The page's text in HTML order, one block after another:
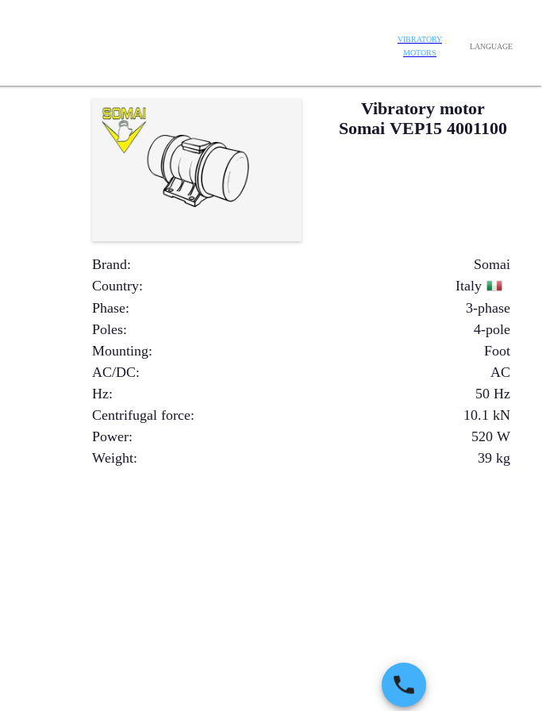
VIBRATORY
MOTORS
LANGUAGE
Vibratory motor
Somai VEP15 4001100
Brand:
Somai
Country:
Italy
Phase:
3-phase
Poles:
4-pole
Mounting:
Foot
AC/DC:
AC
Hz:
50 Hz
Centrifugal force: 10.1 kN
Power: 520 W
Weight: 39 kg